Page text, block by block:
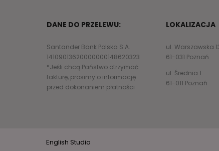
DANE DO PRZELEWU:
Santander Bank Polska S.A.
14109013620000000148620323
*Jeśli chcą Państwo otrzymać
fakturę, prosimy o informację
przed dokonaniem płatności
LOKALIZACJA
ul. Warszawska
61-031 Poznań
ul. Średnia 1
61-011 Poznań
English Studio